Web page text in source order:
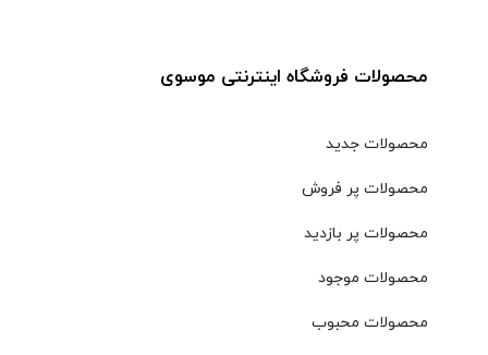
محصولات فروشگاه اینترنتی موسوی
محصولات جدید
محصولات پر فروش
محصولات پر بازدید
محصولات موجود
محصولات محبوب